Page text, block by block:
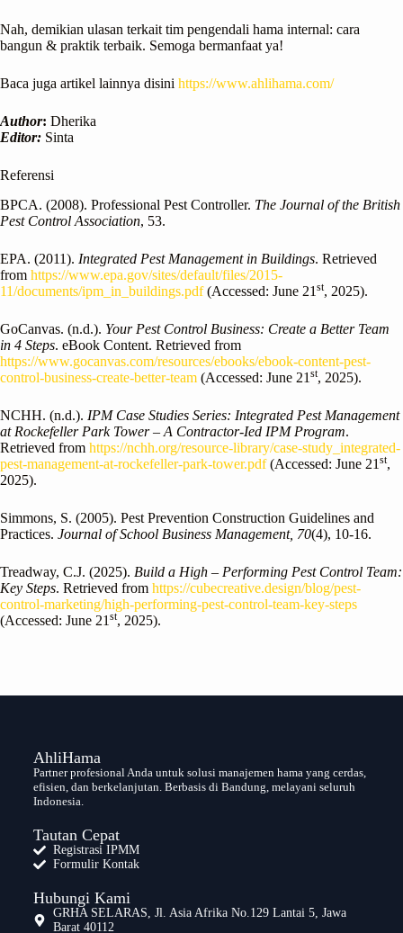
Nah, demikian ulasan terkait tim pengendali hama internal: cara
bangun & praktik terbaik. Semoga bermanfaat ya!
Baca juga artikel lainnya disini https://www.ahlihama.com/
Author: Dherika
Editor: Sinta
Referensi
BPCA. (2008). Professional Pest Controller. The Journal of the British
Pest Control Association, 53.
EPA. (2011). Integrated Pest Management in Buildings. Retrieved
from https://www.epa.gov/sites/default/files/2015-
11/documents/ipm_in_buildings.pdf(Accessed: June 21 st, 2025).
GoCanvas. (n.d.). Your Pest Control Business: Create a Better Team
in 4 Steps. eBook Content. Retrieved from
https://www.gocanvas.com/resources/ebooks/ebook-content-pest-
control-business-create-better-team (Accessed: June 21 st, 2025).
NCHH. (n.d.). IPM Case Studies Series: Integrated Pest Management
at Rockefeller Park Tower – A Contractor-Ied IPM Program.
Retrieved from https://nchh.org/resource-library/case-study_integrated-
pest-management-at-rockefeller-park-tower.pdf(Accessed: June 21 st,
2025).
Simmons, S. (2005). Pest Prevention Construction Guidelines and
Practices. Journal of School Business Management, 70(4), 10-16.
Treadway, C.J. (2025). Build a High – Performing Pest Control Team:
Key Steps. Retrieved from https://cubecreative.design/blog/pest-
control-marketing/high-performing-pest-control-team-key-steps
(Accessed: June 21 st, 2025).
AhliHama
Partner profesional Anda untuk solusi manajemen hama yang cerdas,
efisien, dan berkelanjutan. Berbasis di Bandung, melayani seluruh
Indonesia.
Tautan Cepat
Registrasi IPMM
Formulir Kontak
Hubungi Kami
GRHA SELARAS, Jl. Asia Afrika No.129 Lantai 5, Jawa
Barat 40112